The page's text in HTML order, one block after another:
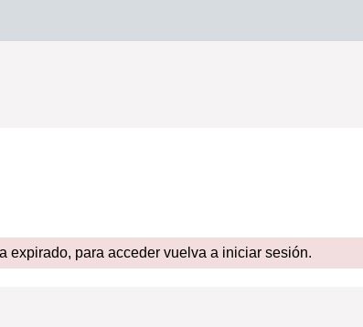
expirado, para acceder vuelva a iniciar sesión.